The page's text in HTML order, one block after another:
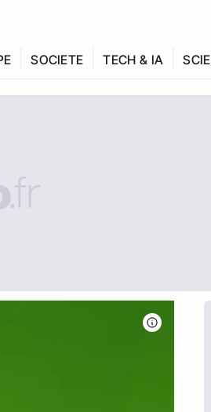
SOCIETE TECH & IA